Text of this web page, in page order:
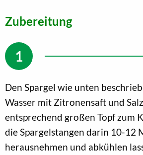
Zubereitung
Den Spargel wie unten
Wasser mit Zitronensaft und
entsprechend großen Topf zum
die Spargelstangen darin 10-12
herausnehmen und abkühlen